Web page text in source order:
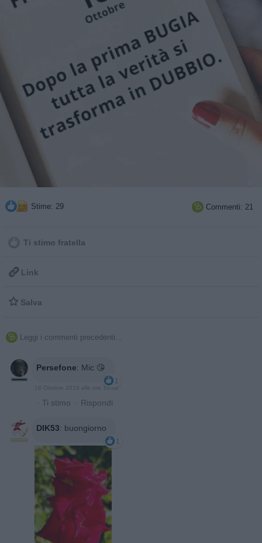
Stime: 29  Commenti: 21
Ti stimo fratella
 Link
 Salva
 Leggi i commenti precedenti...
Persefone: Mic 😘
1
18 Ottobre 2019 alle ore 10:52
· Ti stimo · Rispondi
DIK53: buongiorno
1